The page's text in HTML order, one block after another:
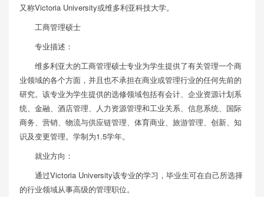
又称Victoria University或维多利亚科技大学。
工商管理硕士
专业描述：
维多利亚大的工商管理硕士专业为学生提供了有关管理一个商
业领域的各个方面，并且也不承担在商业或管理行业的任何先前的
研究。该专业为学生提供的选修领域包括有会计、企业资源计划系
统、金融、酒店管理、人力资源管理和工业关系、信息系统、国际
商务、营销、物流与供应链管理、体育商业、旅游管理、创新、知
识及变更管理。学制为1.5学年。
就业方向：
通过Victoria University该专业的学习，毕业生可在自己所选择
的行业领域从事高级的管理职位。